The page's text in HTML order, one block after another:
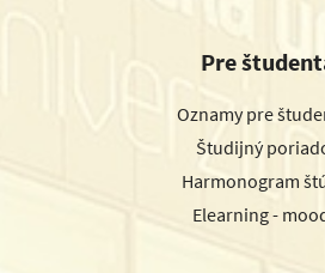
Pre
Oznamy pre
Študijný
Harmonogram
Elearning -